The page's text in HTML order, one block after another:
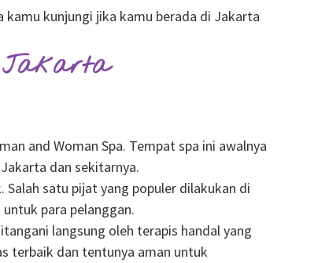
kunjungi jika kamu berada di Jakarta
Jakarta
and Woman Spa. Tempat spa ini awalnya
dan sekitarnya.
Salah satu pijat yang populer dilakukan di
para pelanggan.
langsung oleh terapis handal yang
terbaik dan tentunya aman untuk